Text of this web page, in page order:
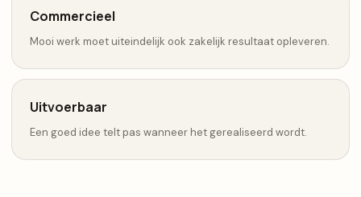
Commercieel
Mooi werk moet uiteindelijk ook zakelijk resultaat opleveren.
Uitvoerbaar
Een goed idee telt pas wanneer het gerealiseerd wordt.